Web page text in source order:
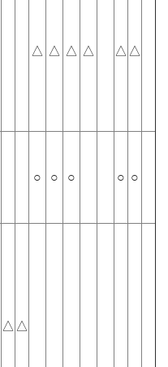
△ △ △ △ △ △
○ ○ ○ ○ ○
△ △